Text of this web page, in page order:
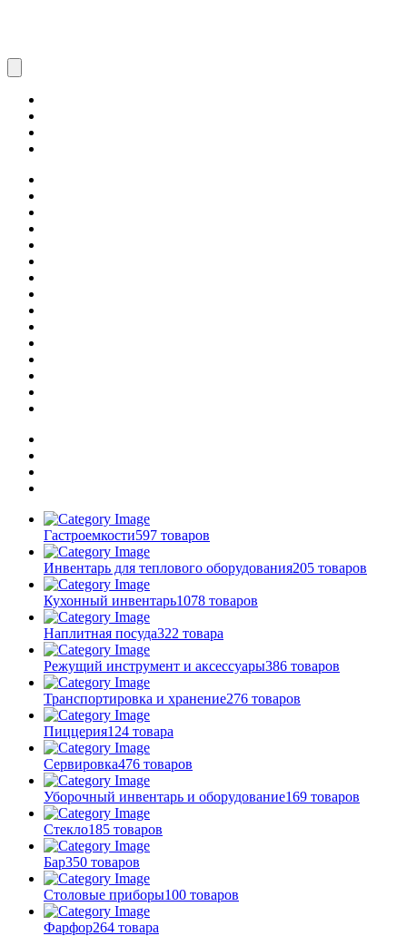
Гастроемкости597 товаров
Инвентарь для теплового оборудования205 товаров
Кухонный инвентарь1078 товаров
Наплитная посуда322 товара
Режущий инструмент и аксессуары386 товаров
Транспортировка и хранение276 товаров
Пиццерия124 товара
Сервировка476 товаров
Уборочный инвентарь и оборудование169 товаров
Стекло185 товаров
Бар350 товаров
Столовые приборы100 товаров
Фарфор264 товара